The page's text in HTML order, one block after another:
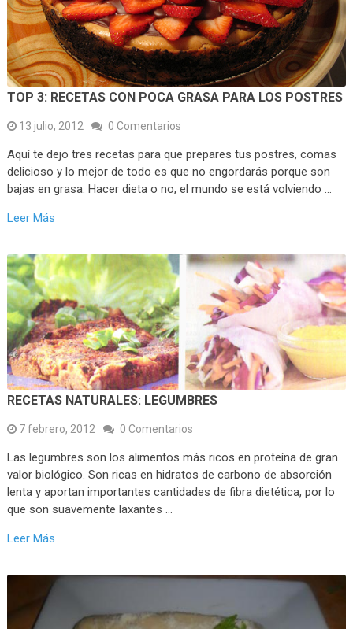
TOP 3: RECETAS CON POCA GRASA PARA LOS POSTRES
13 julio, 2012 0 Comentarios
Aquí te dejo tres recetas para que prepares tus postres, comas
delicioso y lo mejor de todo es que no engordarás porque son
bajas en grasa. Hacer dieta o no, el mundo se está volviendo …
Leer Más
RECETAS NATURALES: LEGUMBRES
7 febrero, 2012 0 Comentarios
Las legumbres son los alimentos más ricos en proteína de gran
valor biológico. Son ricas en hidratos de carbono de absorción
lenta y aportan importantes cantidades de fibra dietética, por lo
que son suavemente laxantes …
Leer Más